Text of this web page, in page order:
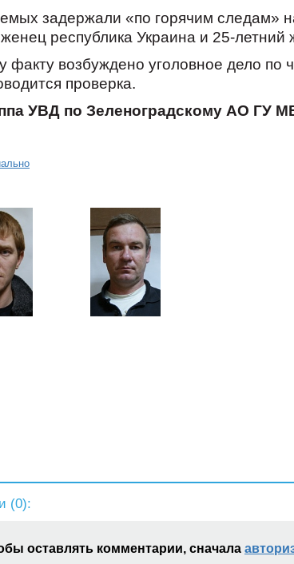
задержали «по горячим следам»
республика Украина и 25-летний
факту возбуждено уголовное дело по
проверка.
УВД по Зеленоградскому АО ГУ
(0):
оставлять комментарии, сначала